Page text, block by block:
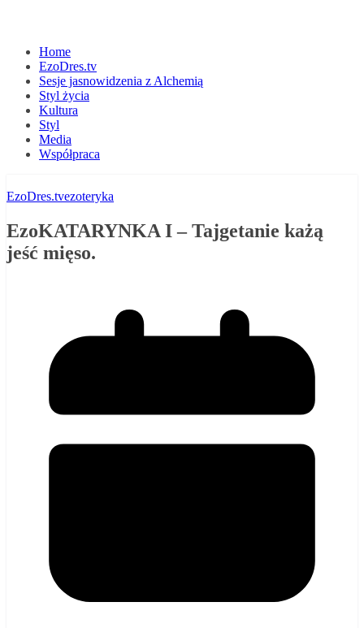
Home
EzoDres.tv
Sesje jasnowidzenia z Alchemią
Styl życia
Kultura
Styl
Media
Współpraca
EzoDres.tvezoteryka
EzoKATARYNKA I – Tajgetanie każą
jeść mięso.